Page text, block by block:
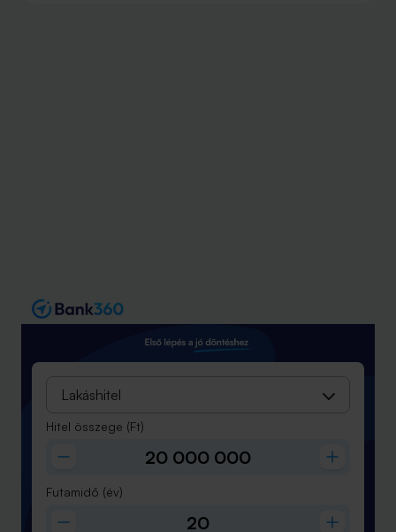
Lakáshitel
Hitel összege (Ft)
Futamidő (év)